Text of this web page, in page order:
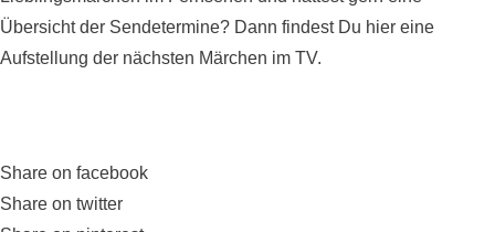
Übersicht der Sendetermine? Dann findest Du hier eine
Aufstellung der nächsten Märchen im TV.
Share on facebook
Share on twitter